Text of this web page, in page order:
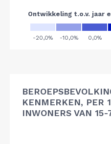
KENMERKEN, PER
INWONERS VAN